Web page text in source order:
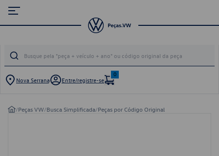
Nova Serrana Entre/registre-se
0
/Peças VW/Busca Simplificada/Peças por Código Original